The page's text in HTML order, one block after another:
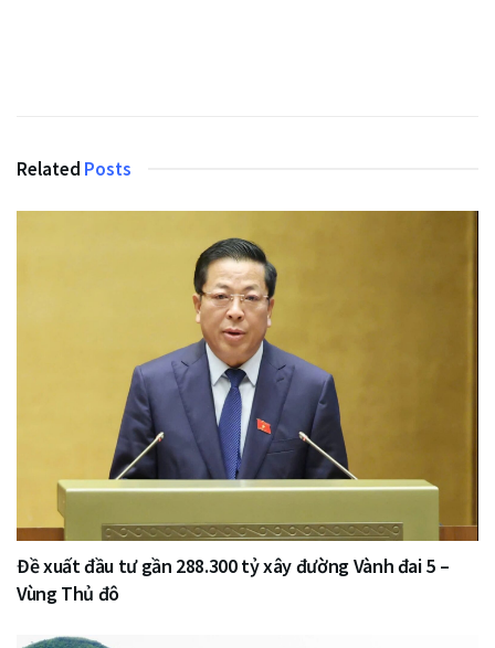
Related Posts
Đề xuất đầu tư gần 288.300 tỷ xây đường Vành đai 5 –
Vùng Thủ đô